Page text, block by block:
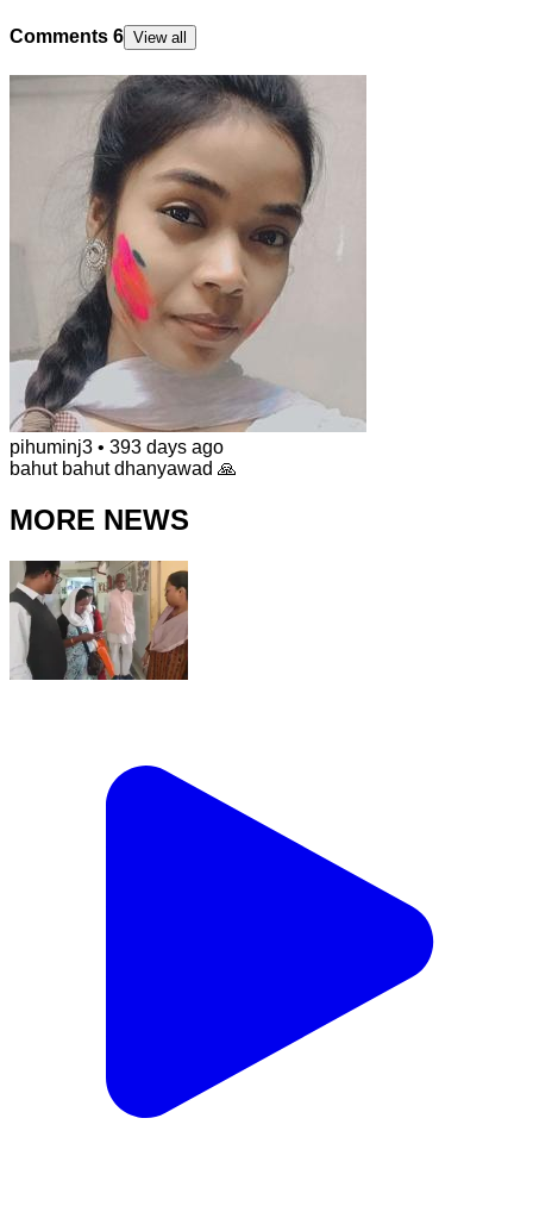
Comments 6 View all
pihuminj3 • 393 days ago
bahut bahut dhanyawad 🙏
MORE NEWS